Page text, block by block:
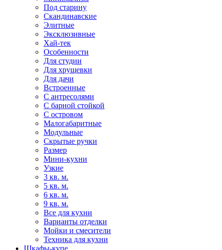
Под старину
Скандинавские
Элитные
Эксклюзивные
Хай-тек
Особенности
Для студии
Для хрущевки
Для дачи
Встроенные
С антресолями
С барной стойкой
С островом
Малогабаритные
Модульные
Скрытые ручки
Размер
Мини-кухни
Узкие
3 кв. м.
5 кв. м.
6 кв. м.
9 кв. м.
Все для кухни
Варианты отделки
Мойки и смесители
Техника для кухни
Шкафы-купе